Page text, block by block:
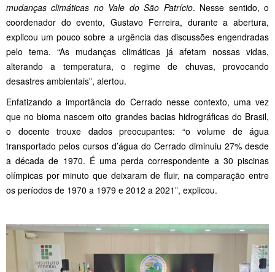
mudanças climáticas no Vale do São Patrício. Nesse sentido, o
coordenador do evento, Gustavo Ferreira, durante a abertura,
explicou um pouco sobre a urgência das discussões engendradas
pelo tema. “As mudanças climáticas já afetam nossas vidas,
alterando a temperatura, o regime de chuvas, provocando
desastres ambientais”, alertou.
Enfatizando a importância do Cerrado nesse contexto, uma vez
que no bioma nascem oito grandes bacias hidrográficas do Brasil,
o docente trouxe dados preocupantes: “o volume de água
transportado pelos cursos d’água do Cerrado diminuiu 27% desde
a década de 1970. É uma perda correspondente a 30 piscinas
olímpicas por minuto que deixaram de fluir, na comparação entre
os períodos de 1970 a 1979 e 2012 a 2021”, explicou.